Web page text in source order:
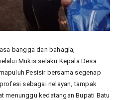
bangga dan bahagia,
Mukis selaku Kepala Desa
Pesisir bersama segenap
sebagai nelayan, tampak
menunggu kedatangan Bupati Batu